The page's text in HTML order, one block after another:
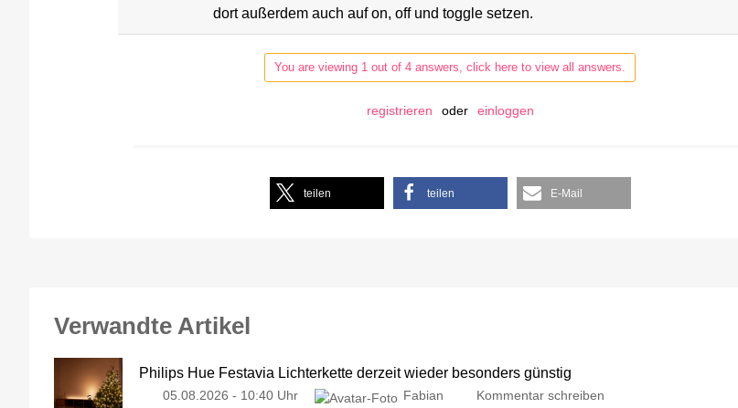
dort außerdem auch auf on, off und toggle setzen.
You are viewing 1 out of 4 answers, click here to view all answers.
registrieren oder einloggen
teilen teilen E-Mail
Verwandte Artikel
Philips Hue Festavia Lichterkette derzeit wieder besonders günstig
05.08.2026 - 10:40 Uhr Fabian Kommentar schreiben